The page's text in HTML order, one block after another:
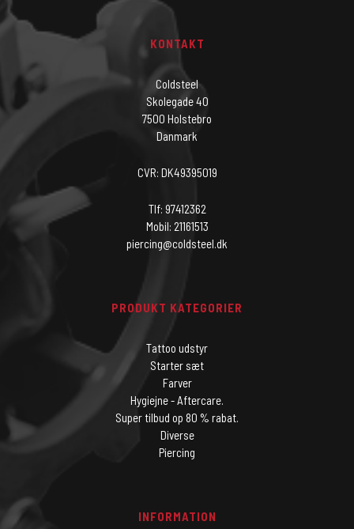
KONTAKT
Coldsteel
Skolegade 40
7500 Holstebro
Danmark
CVR: DK49395019
Tlf: 97412362
Mobil: 21161513
piercing@coldsteel.dk
PRODUKT KATEGORIER
Tattoo udstyr
Starter sæt
Farver
Hygiejne - Aftercare.
Super tilbud op 80 % rabat.
Diverse
Piercing
INFORMATION